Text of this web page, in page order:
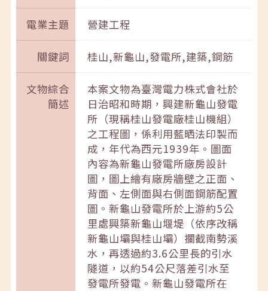
電業主題 營建工程
關鍵詞 桂山,新龜山,發電所,建築,鋼筋
文物綜合
簡述
本案文物為臺灣電力株式會社於
日治昭和時期，興建新龜山發電
所（現稱桂山發電廠桂山機組）
之工程圖，係利用藍晒法印製而
成，年代為西元1939年。圖面
內容為新龜山發電所廠房設計
圖，圖上繪有廠房牆壁之正面、
背面、左側面與右側面鋼筋配置
圖。新龜山發電所於上游約5公
里處興築新龜山堰堤（依序改稱
新龜山壩與桂山壩）攔截南勢溪
水，再透過約3.6公里長的引水
隧道，以約54公尺落差引水至
發電所發電。新龜山發電所在